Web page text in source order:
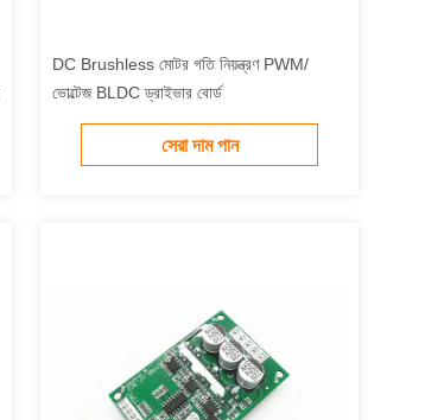
DC Brushless মোটর গতি নিয়ন্ত্রণ PWM/
ভোল্টেজ BLDC ড্রাইভার বোর্ড
সেরা দাম পান